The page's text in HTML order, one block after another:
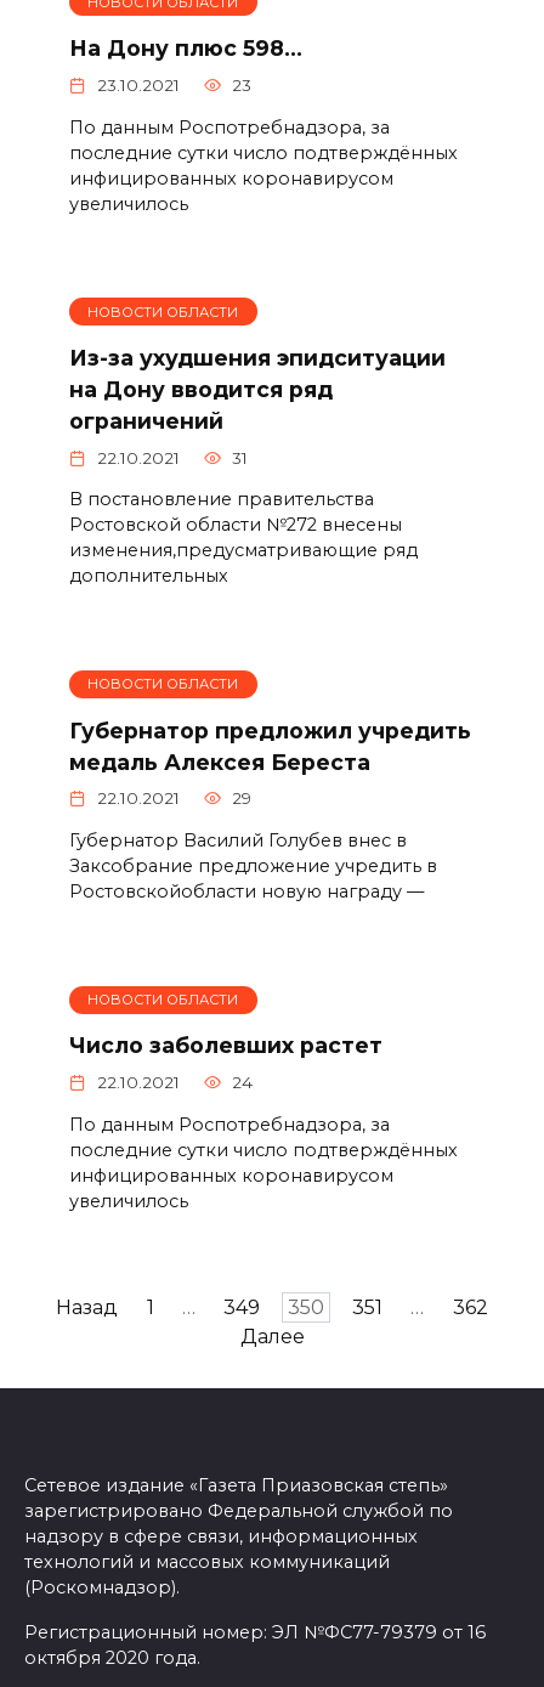
На Дону плюс 598…
23.10.2021 23
По данным Роспотребнадзора, за
последние сутки число подтверждённых
инфицированных коронавирусом
увеличилось
НОВОСТИ ОБЛАСТИ
Из-за ухудшения эпидситуации
на Дону вводится ряд
ограничений
22.10.2021 31
В постановление правительства
Ростовской области №272 внесены
изменения,предусматривающие ряд
дополнительных
НОВОСТИ ОБЛАСТИ
Губернатор предложил учредить
медаль Алексея Береста
22.10.2021 29
Губернатор Василий Голубев внес в
Заксобрание предложение учредить в
Ростовскойобласти новую награду —
НОВОСТИ ОБЛАСТИ
Число заболевших растет
22.10.2021 24
По данным Роспотребнадзора, за
последние сутки число подтверждённых
инфицированных коронавирусом
увеличилось
Пагинация
Назад 1 … 349 350 351 …
362
Далее
Сетевое издание «Газета Приазовская степь»
зарегистрировано Федеральной службой по
надзору в сфере связи, информационных
технологий и массовых коммуникаций
(Роскомнадзор).
Регистрационный номер: ЭЛ №ФС77-79379 от 16
октября 2020 года.